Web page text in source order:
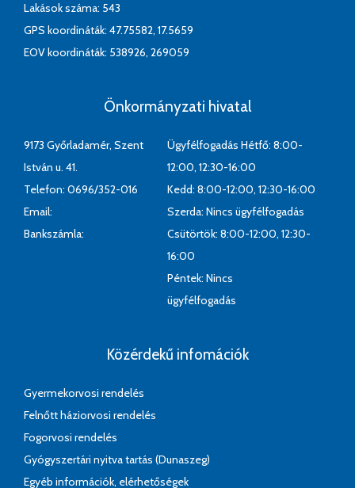
Lakások száma: 543
GPS koordináták: 47.75582, 17.5659
EOV koordináták: 538926, 269059
Önkormányzati hivatal
9173 Győrladamér, Szent
István u. 41.
Telefon: 0696/352-016
Email:
Bankszámla:
Ügyfélfogadás Hétfő: 8:00-
12:00, 12:30-16:00
Kedd: 8:00-12:00, 12:30-16:00
Szerda: Nincs ügyfélfogadás
Csütörtök: 8:00-12:00, 12:30-
16:00
Péntek: Nincs
ügyfélfogadás
Közérdekű infomációk
Gyermekorvosi rendelés
Felnőtt háziorvosi rendelés
Fogorvosi rendelés
Gyógyszertári nyitva tartás (Dunaszeg)
Egyéb információk, elérhetőségek